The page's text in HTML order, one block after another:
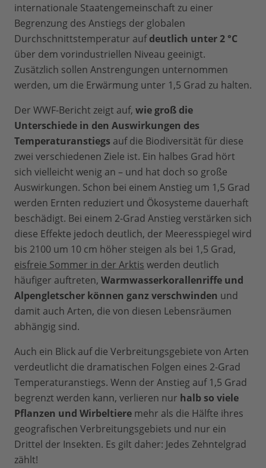
internationale Staatengemeinschaft zu einer
Begrenzung des Anstiegs der globalen
Durchschnittstemperatur aufdeutlich unter 2 °C
über dem vorindustriellen Niveau geeinigt.
Zusätzlich sollen Anstrengungen unternommen
werden, um die Erwärmung unter 1,5 Grad zu halten.
Der WWF-Bericht zeigt auf, wie groß die
Unterschiede in den Auswirkungen des
Temperaturanstiegs auf die Biodiversität für diese
zwei verschiedenen Ziele ist. Ein halbes Grad hört
sich vielleicht wenig an – und hat doch so große
Auswirkungen. Schon bei einem Anstieg um 1,5 Grad
werden Ernten reduziert und Ökosysteme dauerhaft
beschädigt. Bei einem 2-Grad Anstieg verstärken sich
diese Effekte jedoch deutlich, der Meeresspiegel wird
bis 2100 um 10 cm höher steigen als bei 1,5 Grad,
eisfreie Sommer in der Arktis werden deutlich
häufiger auftreten, Warmwasserkorallenriffe und
Alpengletscher können ganz verschwinden und
damit auch Arten, die von diesen Lebensräumen
abhängig sind.
Auch ein Blick auf die Verbreitungsgebiete von Arten
verdeutlicht die dramatischen Folgen eines 2-Grad
Temperaturanstiegs. Wenn der Anstieg auf 1,5 Grad
begrenzt werden kann, verlieren nur halb so viele
Pflanzen und Wirbeltiere mehr als die Hälfte ihres
geografischen Verbreitungsgebiets und nur ein
Drittel der Insekten. Es gilt daher: Jedes Zehntelgrad
zählt!